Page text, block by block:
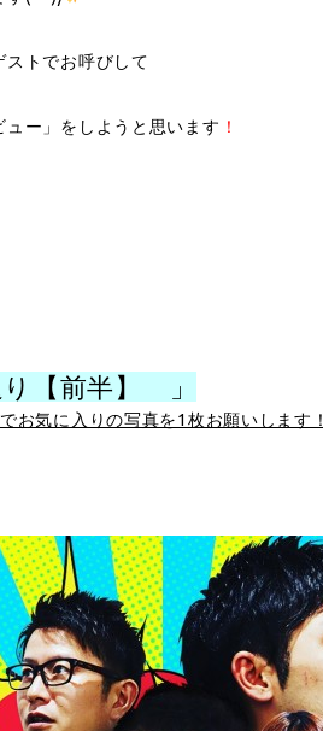
トでお呼びして
ュー」をしようと思います ！
【前半】 」
お気に入りの写真を1枚お願いします！